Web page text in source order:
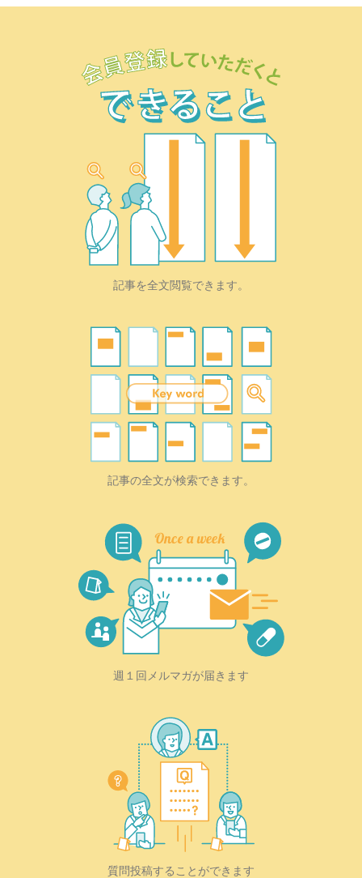
記事を全文閲覧できます。
記事の全文が検索できます。
週１回メルマガが届きます
質問投稿することができます